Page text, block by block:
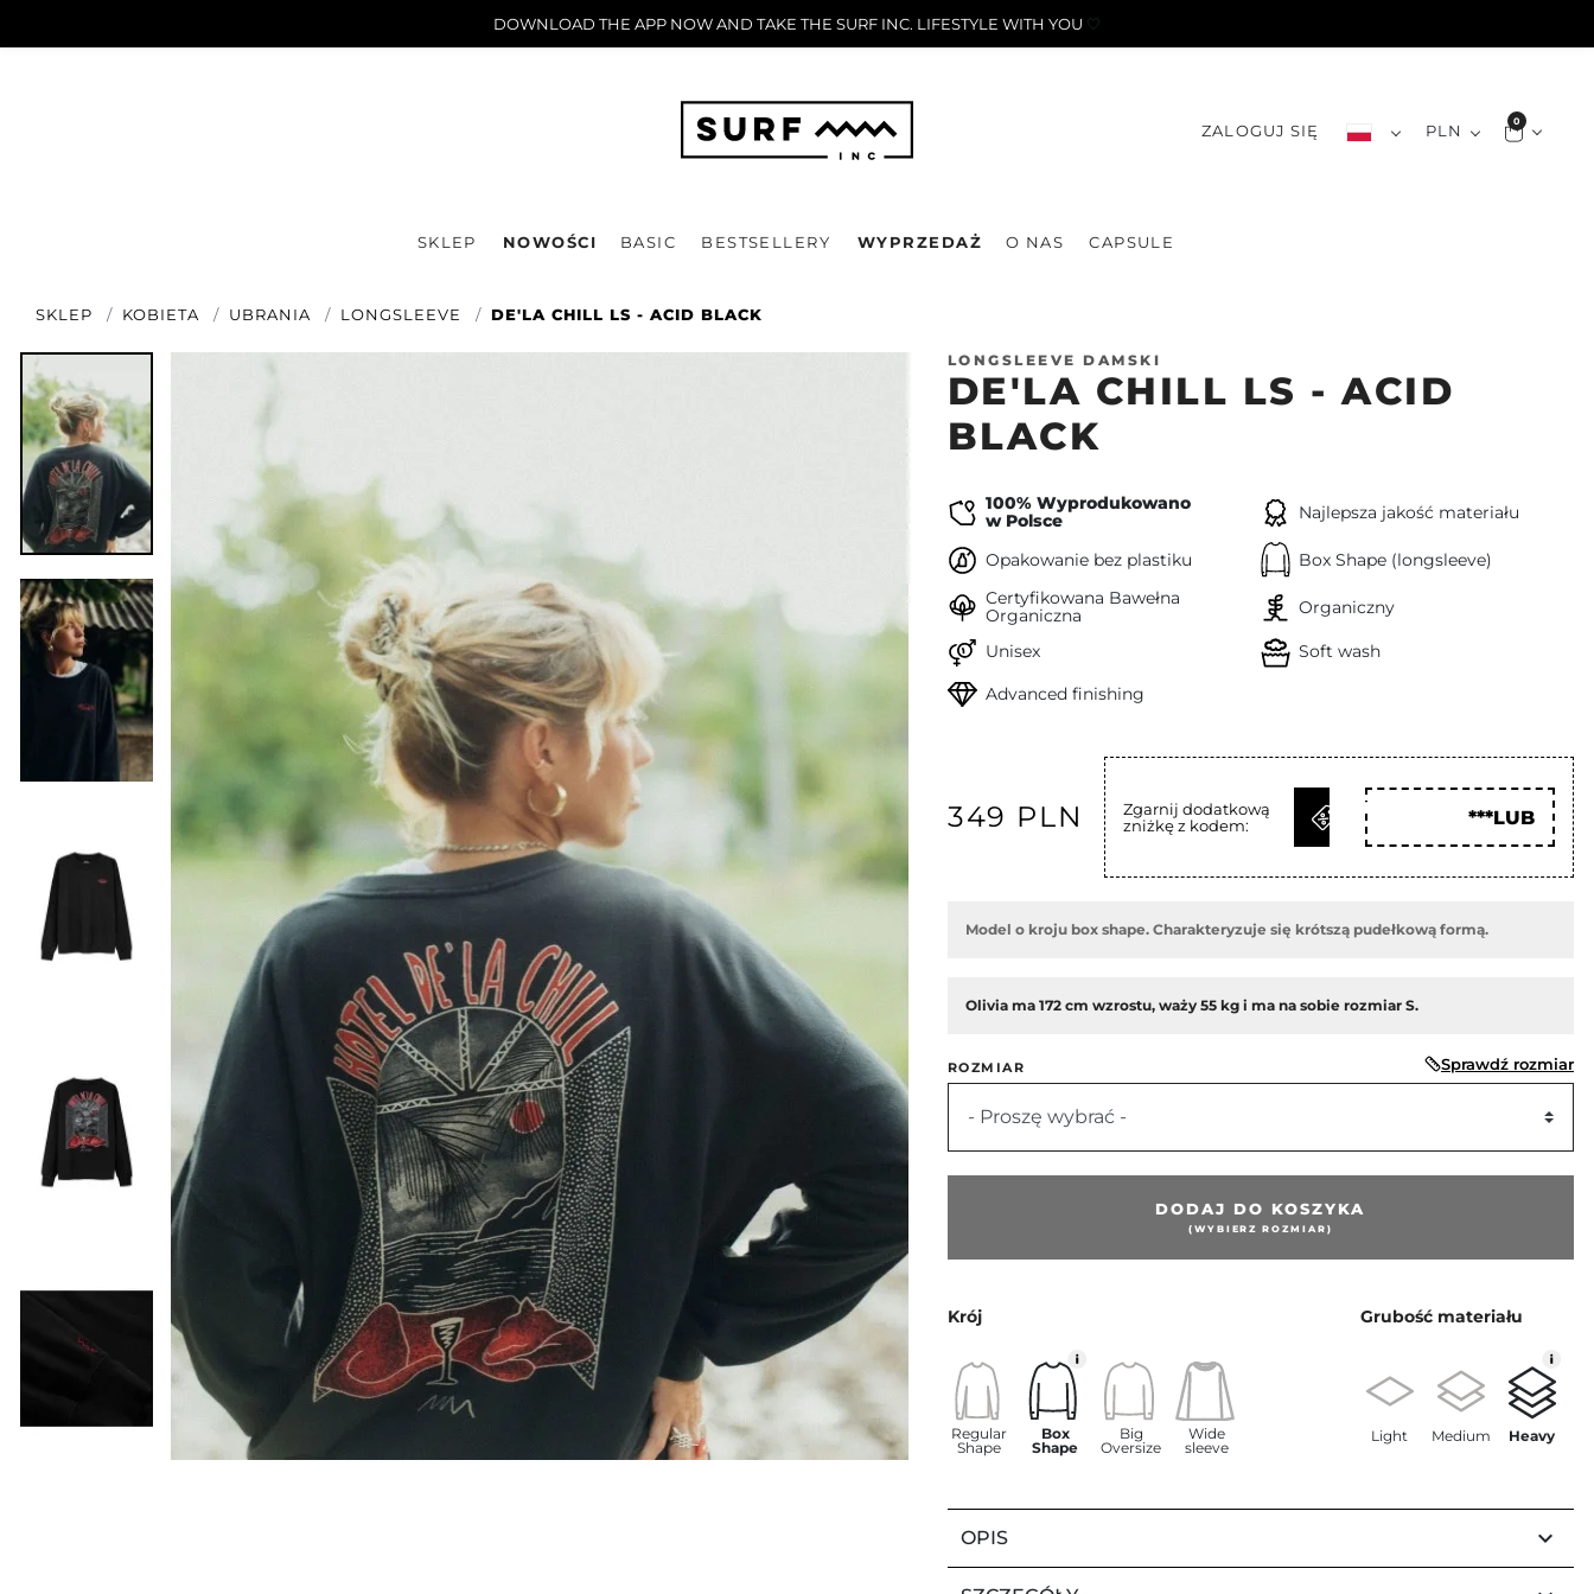
DOWNLOAD THE APP NOW AND TAKE THE SURF INC. LIFESTYLE WITH YOU 🤍
ZALOGUJ SIĘ PLN 0
SKLEP NOWOŚCI BASIC BESTSELLERY WYPRZEDAŻ O NAS CAPSULE
SKLEP KOBIETA UBRANIA LONGSLEEVE DE'LA CHILL LS - ACID BLACK
LONGSLEEVE DAMSKI
DE'LA CHILL LS - ACID
BLACK
100% Wyprodukowano
w Polsce
Najlepsza jakość materiału
Opakowanie bez plastiku
Box Shape (longsleeve)
Certyfikowana Bawełna
Organiczna
Organiczny
Unisex
Soft wash
Advanced finishing
349 PLN
Zgarnij dodatkową
zniżkę z kodem:
ODBIERZ
***LUB
Model o kroju box shape. Charakteryzuje się krótszą pudełkową formą.
Olivia ma 172 cm wzrostu, waży 55 kg i ma na sobie rozmiar S.
ROZMIAR Sprawdź rozmiar
- Proszę wybrać -
DODAJ DO KOSZYKA
(WYBIERZ ROZMIAR)
Krój
Regular
Shape
Box
Shape
Big
Oversize
Wide
sleeve
Grubość materiału
Light Medium Heavy
OPIS keyboard_arrow_down